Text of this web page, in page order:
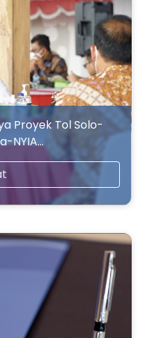
Proyek Tol Solo-
NYIA…